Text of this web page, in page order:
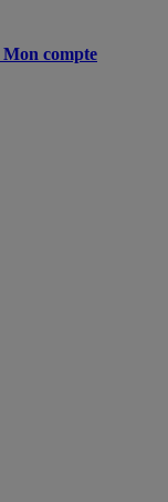
Mon compte